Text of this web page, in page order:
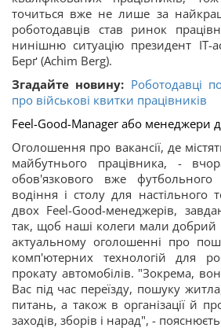
точиться вже не лише за
роботодавців став ринок
нинішню ситуацію президент ІТ-
Берґ (Achim Berg).
Згадайте новину: Роботодавці
про військові квитки працівників
Feel-Good-Manager або менеджери
Оголошення про вакансії, де
майбутнього працівника, -
обов'язкового вже футбольного
водіння і столу для
двох Feel-Good-менеджерів,
так, щоб наші колеги мали добрий
актуальному оголошенні про
комп'ютерних технологій для
прокату автомобілів. "Зокрема,
Вас під час переїзду, пошуку
питань, а також в організації й
заходів, зборів і нарад", -